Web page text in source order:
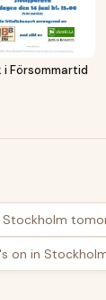
i Försommartid
Stockholm
on in